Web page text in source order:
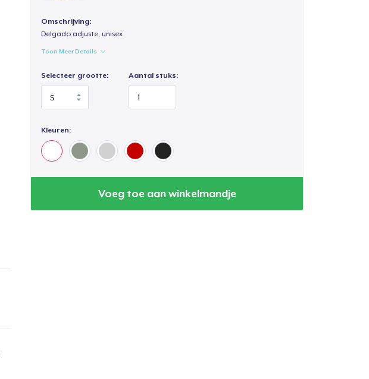
Omschrijving:
Delgado adjuste, unisex
Toon Meer Details
Selecteer grootte: Aantal stuks:
Kleuren:
Voeg toe aan winkelmandje